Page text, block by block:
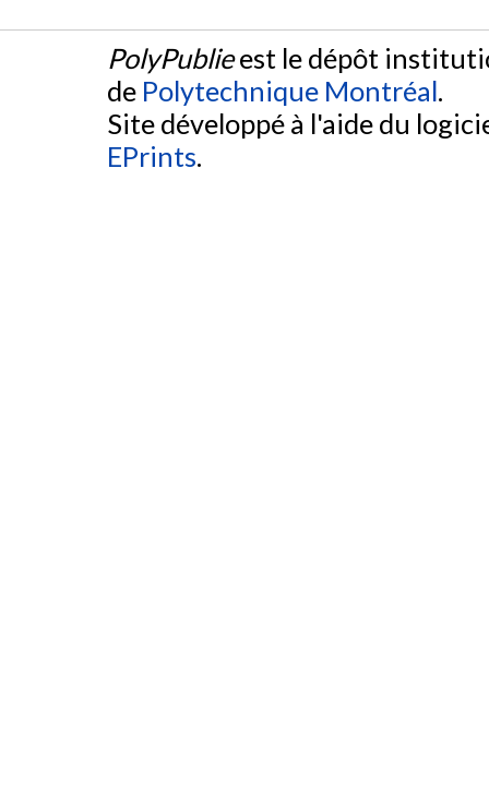
PolyPublieest le dépôt
de Polytechnique Montréal.
Site développé à l'aide du
EPrints.